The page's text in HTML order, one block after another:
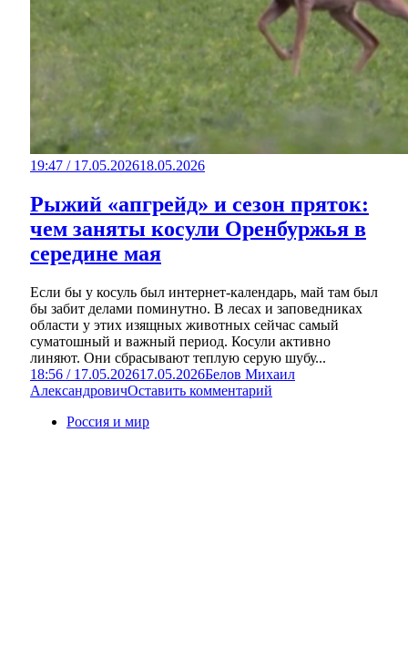
19:47 / 17.05.202618.05.2026
Рыжий «апгрейд» и сезон пряток:
чем заняты косули Оренбуржья в
середине мая
Если бы у косуль был интернет-календарь, май там был
бы забит делами поминутно. В лесах и заповедниках
области у этих изящных животных сейчас самый
суматошный и важный период. Косули активно
линяют. Они сбрасывают теплую серую шубу...
18:56 / 17.05.202617.05.2026Белов Михаил
АлександровичОставить комментарий
Россия и мир